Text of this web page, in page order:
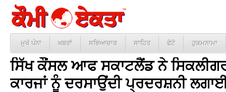
ਮੁਖੱ ਪੰਨਾ ਖ਼ਬਰਾਂ ਸਭਿਆਚਾਰ ਸਾਹਿਤ ਫੋਟੋ ਹੁਕਮਨਾਮਾ
ਸਿੱਖ ਕੌਂਸਲ ਆਫ ਸਕਾਟਲੈਂਡ ਨੇ
ਕਾਰਜਾਂ ਨੂੰ ਦਰਸਾਉਂਦੀ ਪ੍ਰਦਰਸ਼ਨੀ